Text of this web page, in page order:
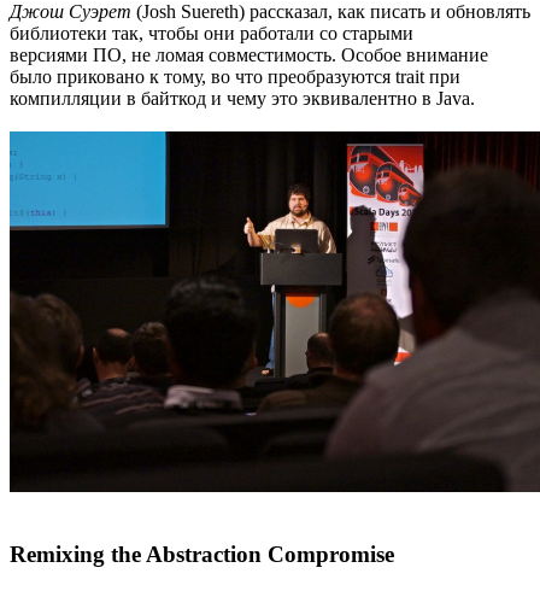
Джош Суэрет (Josh Suereth) рассказал, как писать и обновлять
библиотеки так, чтобы они работали со старыми
версиями ПО, не ломая совместимость. Особое внимание
было приковано к тому, во что преобразуются trait при
компилляции в байткод и чему это эквивалентно в Java.
Remixing the Abstraction Compromise